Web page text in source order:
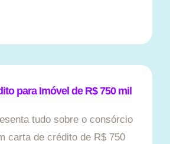
para Imóvel de R$ 750 mil
tudo sobre o consórcio
carta de crédito de R$ 750